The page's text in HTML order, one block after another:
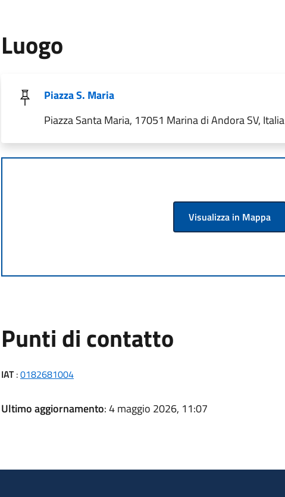
Luogo
Piazza S. Maria
Piazza Santa Maria, 17051 Marina di Andora SV, Italia
Visualizza in Mappa
Punti di contatto
IAT:0182681004
Ultimo aggiornamento: 4 maggio 2026, 11:07